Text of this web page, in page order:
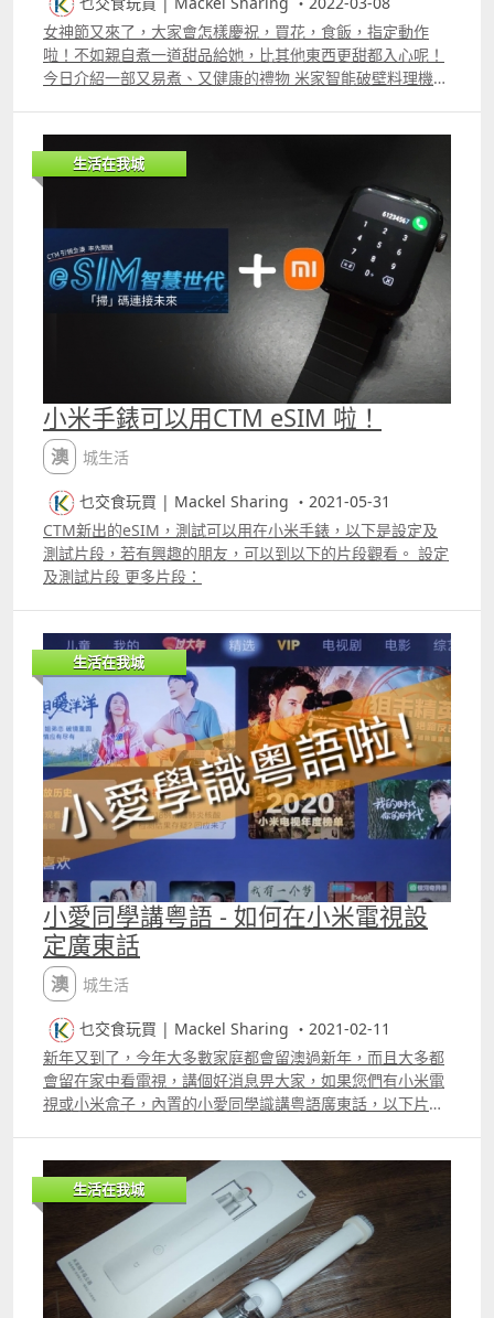
足！ 小米 Xiaomi Pro Focus 追焦功能 鎖定追蹤人物主體或
人眼，清晰地捕捉影像！ 而 Xiaomi 12 及 Xiaomi 12 Pro
均採用全新的 Xiaomi ProFocus 追焦功能，透過追蹤演算法
技術，鎖定追蹤人物主體或人眼，清晰地捕捉影像。 運動追
焦能夠快速捕捉移動中的主體，像是寵物或人都能清晰展
現！追焦功能開啟之後，只要畫面有移動中的主體，相機就
可以立刻辨識到，並用白框框住它，這時候只要鎖定主體，
快速點擊兩下白框，變成黃框即表示鎖定追焦成功。 在鎖定
追焦成功的狀態下，即使追焦主體短暫出鏡，只要在三秒內
重回畫面內就可以持續追焦。動態捕捉功能連貓咪的微表情
亦能快速捕捉，完全沒有模糊，非常方便！ 開啟 AI 功能
後，只要對準物件便能自動識別，圖示會由 AI 模式瞬間變
成了寵物模式，這樣就可以用最合適的攝影模式拍照！ 近距
離捕捉寵物的表情非常寫實，鏡頭不會出現失焦的問題，每
一條豎起的毛髮都能清晰展現。 靜物拍攝 食物照顏色鮮
明，玩具模形立體感十足！ 小編發現這次的小米 Xiaomi 12
系列拍食物照的效果亦很驚豔，Xiaomi 12 同Xiaomi 12 Pro
拍出食物的顏色鮮明！人手一部 Xiaomi 12， 令你搖身一變
Foodie，拍下令人垂涎三尺的食物照！ 而小米 Xiaomi 12
Pro 的畫質會更細緻。 這次的系列拍攝近物真的很出色，連
能一一看清！ 夜景拍攝 不用閃光燈亦光線充足，景觀細節
清晰！ 在拍夜景時最煩腦莫過於光線不足，拍出來的照片像
素不佳及起沙的問題，而小米 Xiaomi 12 及Xiaomi 12 Pro
設有超級夜景模式，可以在不用閃光燈的情況下，景觀細節
實，但在房子的細節上更能清楚描畫，光線相對更足，這對
於後期的修圖時發揮空間更大。兩者的鏡頭都很廣，能看到
澳門不一樣的視野。 從高樓拍下來的建築物仍像裝了顯微鏡
一樣清楚，照片每個細節位效果亦很細緻。 當環境燈光不
佳，開啟專業模式，可以手動調校光圈、快門、感光度等，
更可以RAW格式輸出相片，適合進階用戶即時調校相片，令
效果更好。 之後我們測試了在非常黑暗的環境下拍攝，鏡頭
對微光的環境很敏感，整體光線亦很足夠。 最快18分鐘的快
速充電 比其他廠商快 3 至 4 倍！ Xiaomi 12 Pro 內置大容
量4,500mAh 電池，電池續航力強，日常使用一日無問題，
而充電速度飛快，它支援 120W 的有線快充，在強力模式下
18 分鐘便可以充至100%。如想保護電池耐用性，以標準模
式亦可在 24 分鐘內充滿，更有德國萊因安全快充認證，比
較其他旗艦實在表現突出。零售版配置為英規三腳火牛
Xiaomi 12 的充電速度亦不輸 市面上其他旗艦手機，支援
67W 有線及 50W 無線快充，只需 39 分鐘就可以充至
100%，間接令生活更加方便。零售版配置為英規三腳火牛
Xiaomi 12 Pro 專業級50MP三鏡頭組合50MP遠攝及50MP
超廣角鏡頭Snapdragontrade; 8 Gen 1 4nm 5G旗艦處理
器 WQHD 細緻解像度 120Hz 超流暢螢幕 Harman Kardon
專業調音 震撼四揚聲器 120W Xiaomi HyperCharge 智能
小米 12 Pro 120W快充的充電器、sim卡針 Xiaomi 12 Sony
5000萬像素 超清主鏡頭 支援超廣角及微距拍攝
Snapdragontrade; 8 Gen 1 4nm 5G旗艦處理器 120Hz 超
流暢螢幕，顯示10億種色彩 Harman Kardon 專業調音 立
體聲雙揚聲器 支援67W 有線及50W無線快充 4500mAh 大
容量電池 顏色：灰、藍、紫 價格：澳門幣 $5,900 配件：透
女神節又來了，大家會怎樣慶祝，買花，食飯，指定動作
啦！不如親自煮一道甜品給她，比其他東西更甜都入心呢！
今日介紹一部又易煮、又健康的禮物 米家智能破壁料理機，
齊零難度煮嘢食添嘛！ 片段 更多片段：
生活在我城
小米手錶可以用CTM eSIM 啦！
澳城生活
乜交食玩買 | Mackel Sharing ・2021-05-31
CTM新出的eSIM，測試可以用在小米手錶，以下是設定及
測試片段，若有興趣的朋友，可以到以下的片段觀看。 設定
及測試片段 更多片段：
生活在我城
小愛同學講粤語 - 如何在小米電視設
定廣東話
澳城生活
乜交食玩買 | Mackel Sharing ・2021-02-11
新年又到了，今年大多數家庭都會留澳過新年，而且大多都
會留在家中看電視，講個好消息畀大家，如果您們有小米電
視或小米盒子，內置的小愛同學識講粤語廣東話，以下片段
生活在我城